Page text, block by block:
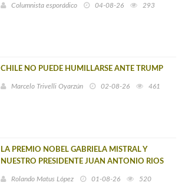
Columnista esporádico 04-08-26 293
CHILE NO PUEDE HUMILLARSE ANTE TRUMP
Marcelo Trivelli Oyarzún 02-08-26 461
LA PREMIO NOBEL GABRIELA MISTRAL Y
NUESTRO PRESIDENTE JUAN ANTONIO RIOS
Rolando Matus López 01-08-26 520